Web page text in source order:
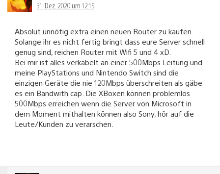
31. Dez. 2020 um 12:15
Absolut unnötig extra einen neuen Router zu kaufen.
Solange ihr es nicht fertig bringt dass eure Server schnell
genug sind, reichen Router mit Wifi 5 und 4 xD.
Bei mir ist alles verkabelt an einer 500Mbps Leitung und
meine PlayStations und Nintendo Switch sind die
einzigen Geräte die nie 120Mbps überschreiten als gäbe
es ein Bandwith cap. Die XBoxen können problemlos
500Mbps erreichen wenn die Server von Microsoft in
dem Moment mithalten können also Sony, hör auf die
Leute/Kunden zu verarschen.